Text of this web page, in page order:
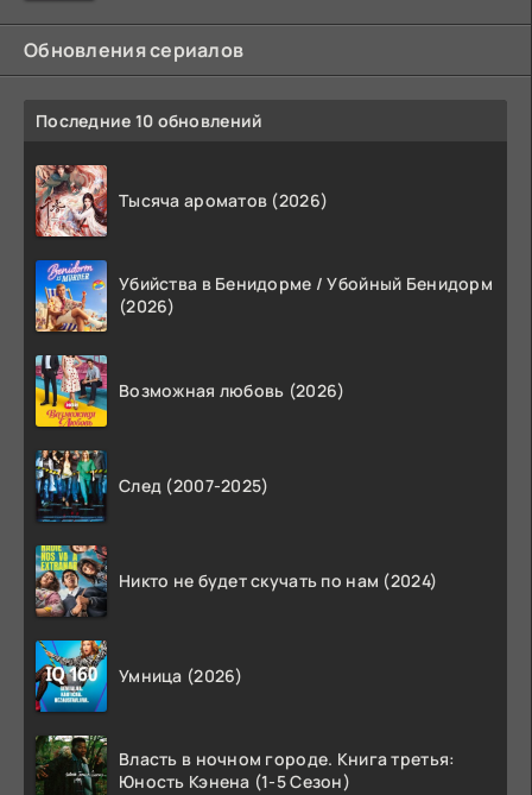
Обновления сериалов
Последние 10 обновлений
Тысяча ароматов (2026)
Убийства в Бенидорме / Убойный Бенидорм
(2026)
Возможная любовь (2026)
След (2007-2025)
Никто не будет скучать по нам (2024)
Умница (2026)
Власть в ночном городе. Книга третья:
Юность Кэнена (1-5 Сезон)